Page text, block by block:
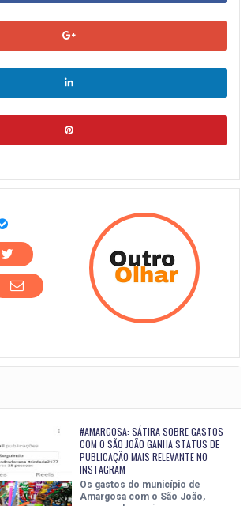
#AMARGOSA: SÁTIRA SOBRE GASTOS
COM O SÃO JOÃO GANHA STATUS DE
PUBLICAÇÃO MAIS RELEVANTE NO
INSTAGRAM
Os gastos do município de
Amargosa com o São João,